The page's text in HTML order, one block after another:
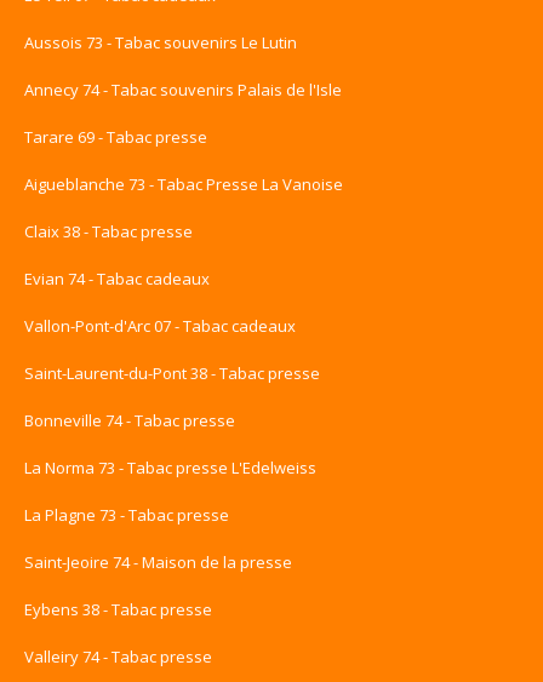
Aussois 73 - Tabac souvenirs Le Lutin
Annecy 74 - Tabac souvenirs Palais de l'Isle
Tarare 69 - Tabac presse
Aigueblanche 73 - Tabac Presse La Vanoise
Claix 38 - Tabac presse
Evian 74 - Tabac cadeaux
Vallon-Pont-d'Arc 07 - Tabac cadeaux
Saint-Laurent-du-Pont 38 - Tabac presse
Bonneville 74 - Tabac presse
La Norma 73 - Tabac presse L'Edelweiss
La Plagne 73 - Tabac presse
Saint-Jeoire 74 - Maison de la presse
Eybens 38 - Tabac presse
Valleiry 74 - Tabac presse